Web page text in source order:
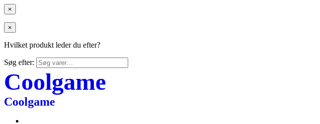
×
×
Hvilket produkt leder du efter?
Søg efter:
Coolgame
Coolgame